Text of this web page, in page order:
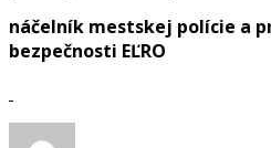
náčelník mestskej polície a
bezpečnosti EĽRO